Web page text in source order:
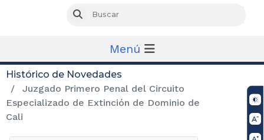
Buscar
Menú
Histórico de Novedades
Juzgado Primero Penal del Circuito
Especializado de Extinción de Dominio de
Cali